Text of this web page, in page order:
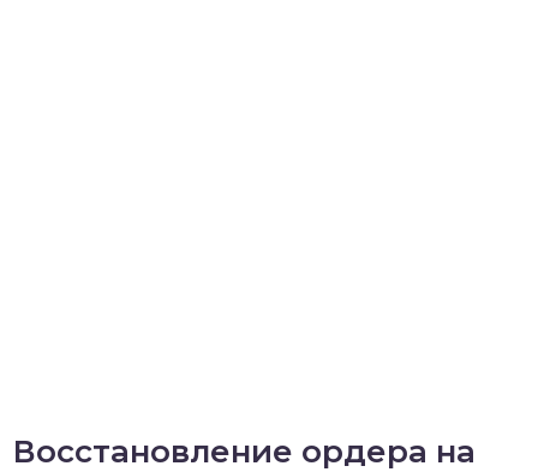
Восстановление ордера на